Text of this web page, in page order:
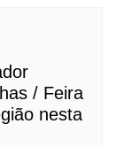
/ Feira
nesta